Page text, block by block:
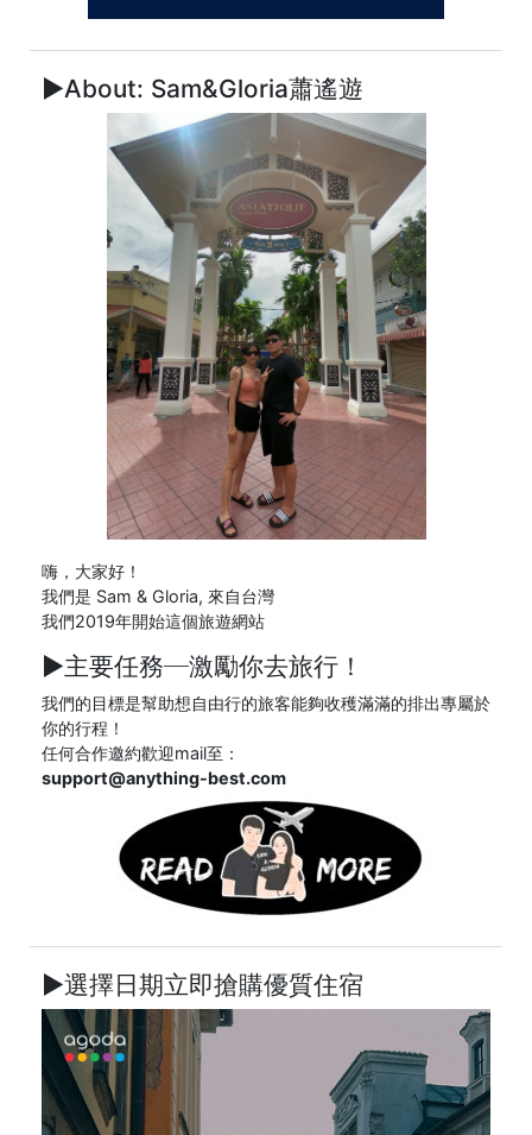
►About: Sam&Gloria蕭遙遊
嗨，大家好！
我們是 Sam & Gloria, 來自台灣
我們2019年開始這個旅遊網站
►主要任務─激勵你去旅行！
我們的目標是幫助想自由行的旅客能夠收穫滿滿的排出專屬於
你的行程！
任何合作邀約歡迎mail至：
support@anything-best.com
►選擇日期立即搶購優質住宿